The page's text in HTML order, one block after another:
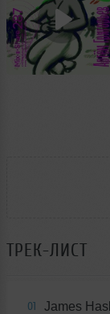
ТРЕК-ЛИСТ
01 James